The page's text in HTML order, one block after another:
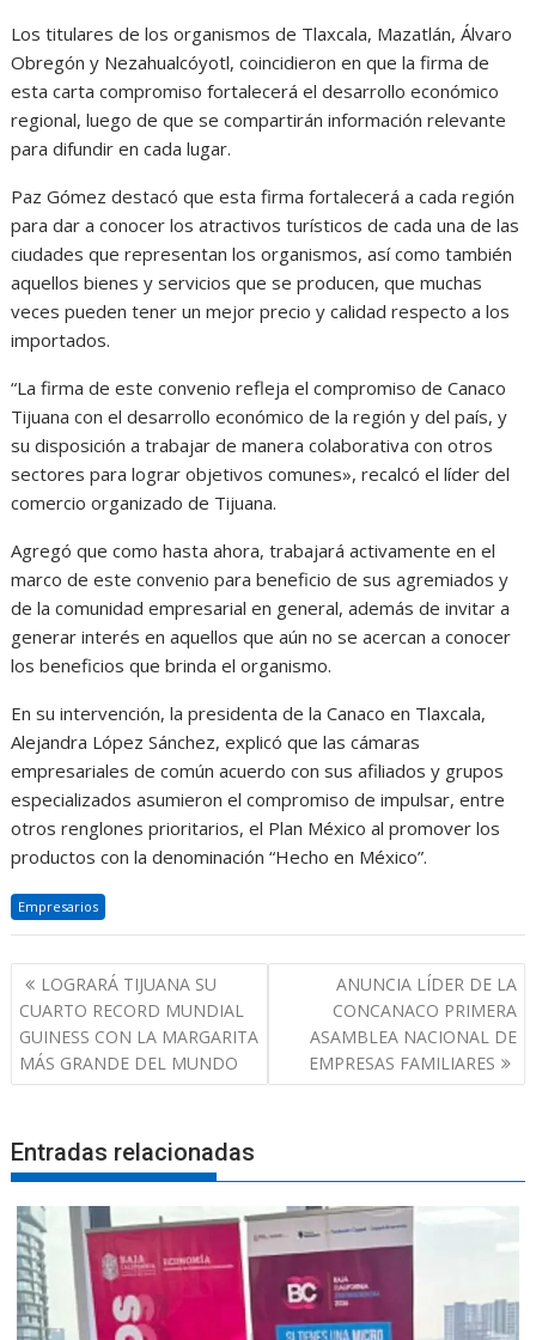
Los titulares de los organismos de Tlaxcala, Mazatlán, Álvaro
Obregón y Nezahualcóyotl, coincidieron en que la firma de
esta carta compromiso fortalecerá el desarrollo económico
regional, luego de que se compartirán información relevante
para difundir en cada lugar.
Paz Gómez destacó que esta firma fortalecerá a cada región
para dar a conocer los atractivos turísticos de cada una de las
ciudades que representan los organismos, así como también
aquellos bienes y servicios que se producen, que muchas
veces pueden tener un mejor precio y calidad respecto a los
importados.
“La firma de este convenio refleja el compromiso de Canaco
Tijuana con el desarrollo económico de la región y del país, y
su disposición a trabajar de manera colaborativa con otros
sectores para lograr objetivos comunes», recalcó el líder del
comercio organizado de Tijuana.
Agregó que como hasta ahora, trabajará activamente en el
marco de este convenio para beneficio de sus agremiados y
de la comunidad empresarial en general, además de invitar a
generar interés en aquellos que aún no se acercan a conocer
los beneficios que brinda el organismo.
En su intervención, la presidenta de la Canaco en Tlaxcala,
Alejandra López Sánchez, explicó que las cámaras
empresariales de común acuerdo con sus afiliados y grupos
especializados asumieron el compromiso de impulsar, entre
otros renglones prioritarios, el Plan México al promover los
productos con la denominación “Hecho en México”.
Empresarios
Navegación
de
entradas
LOGRARÁ TIJUANA SU
CUARTO RECORD MUNDIAL
GUINESS CON LA MARGARITA
MÁS GRANDE DEL MUNDO
ANUNCIA LÍDER DE LA
CONCANACO PRIMERA
ASAMBLEA NACIONAL DE
EMPRESAS FAMILIARES
Entradas relacionadas